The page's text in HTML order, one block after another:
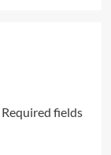
Required fields